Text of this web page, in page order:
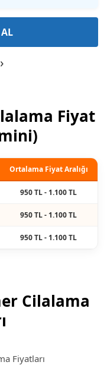
Fiyat
Ortalama Fiyat Aralığı
950 TL - 1.100 TL
950 TL - 1.100 TL
950 TL - 1.100 TL
Cilalama
Fiyatları